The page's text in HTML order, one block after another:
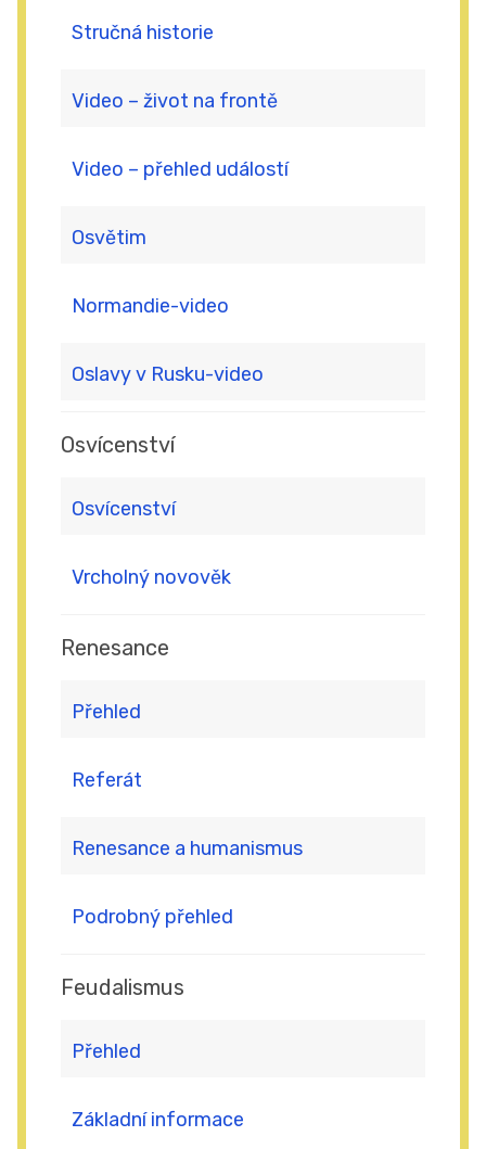
Stručná historie
Video – život na frontě
Video – přehled událostí
Osvětim
Normandie-video
Oslavy v Rusku-video
Osvícenství
Osvícenství
Vrcholný novověk
Renesance
Přehled
Referát
Renesance a humanismus
Podrobný přehled
Feudalismus
Přehled
Základní informace